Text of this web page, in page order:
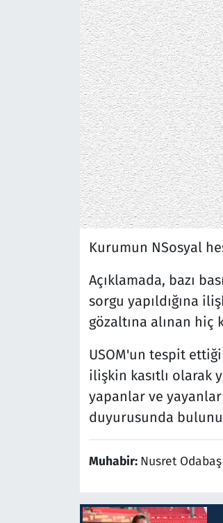
Kurumun NSosyal
Açıklamada, bazı
sorgu yapıldığına
gözaltına alınan hiç
USOM'un tespit
ilişkin kasıtlı olarak
yapanlar ve
duyurusunda
Muhabir: Nusret Odabaş